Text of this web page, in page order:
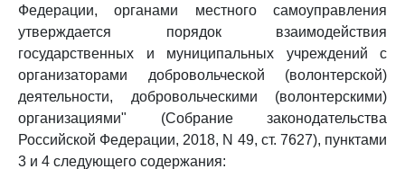
Федерации, органами местного самоуправления
утверждается порядок взаимодействия
государственных и муниципальных учреждений с
организаторами добровольческой (волонтерской)
деятельности, добровольческими (волонтерскими)
организациями" (Собрание законодательства
Российской Федерации, 2018, N 49, ст. 7627), пунктами
3 и 4 следующего содержания: